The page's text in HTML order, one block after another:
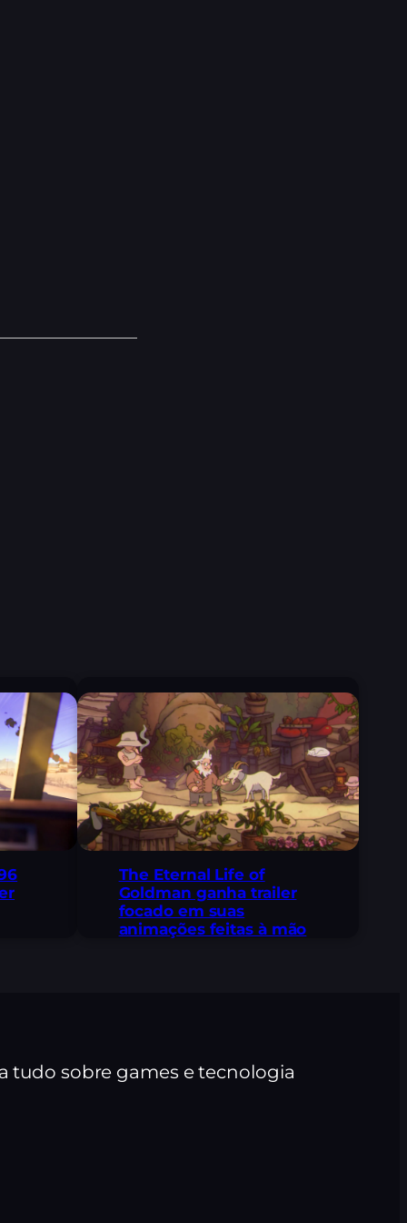
The Eternal Life of
Goldman ganha trailer
focado em suas
animações feitas à mão
tudo sobre games e tecnologia